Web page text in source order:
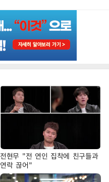
전현무 "전 연인 집착에 친구들과
연락 끊어"